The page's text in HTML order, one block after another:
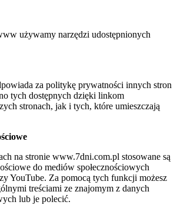
używamy narzędzi udostępnionych
za politykę prywatności innych stron
tych dostępnych dzięki linkom
stronach, jak i tych, które umieszczają
na stronie www.7dni.com.pl stosowane są
do mediów społecznościowych
YouTube. Za pomocą tych funkcji możesz
treściami ze znajomym z danych
lub je polecić.